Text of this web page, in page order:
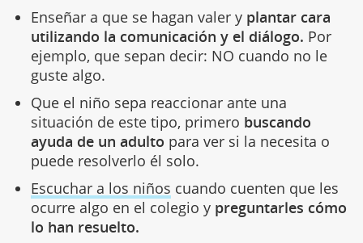
Enseñar a que se hagan valer y plantar cara
utilizando la comunicación y el diálogo. Por
ejemplo, que sepan decir: NO cuando no le
guste algo.
Que el niño sepa reaccionar ante una
situación de este tipo, primero buscando
ayuda de un adulto para ver si la necesita o
puede resolverlo él solo.
Escuchar a los niños cuando cuenten que les
ocurre algo en el colegio ypreguntarles cómo
lo han resuelto.